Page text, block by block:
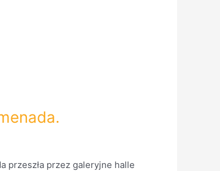
przeszła przez galeryjne halle